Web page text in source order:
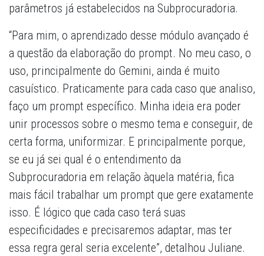
parâmetros já estabelecidos na Subprocuradoria.
“Para mim, o aprendizado desse módulo avançado é
a questão da elaboração do prompt. No meu caso, o
uso, principalmente do Gemini, ainda é muito
casuístico. Praticamente para cada caso que analiso,
faço um prompt específico. Minha ideia era poder
unir processos sobre o mesmo tema e conseguir, de
certa forma, uniformizar. E principalmente porque,
se eu já sei qual é o entendimento da
Subprocuradoria em relação àquela matéria, fica
mais fácil trabalhar um prompt que gere exatamente
isso. É lógico que cada caso terá suas
especificidades e precisaremos adaptar, mas ter
essa regra geral seria excelente”, detalhou Juliane.